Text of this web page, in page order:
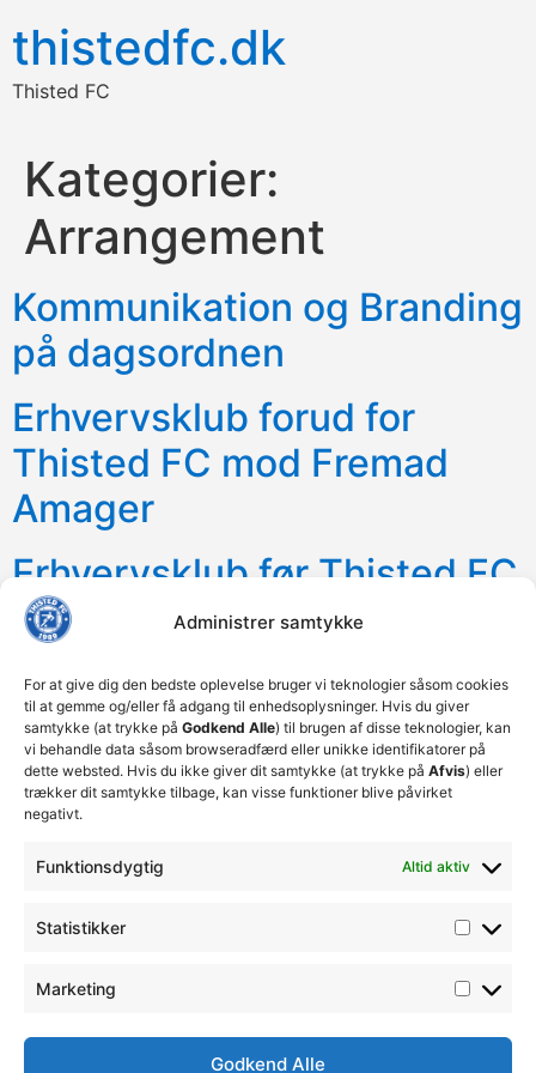
Administrer samtykke
For at give dig den bedste oplevelse bruger vi teknologier såsom cookies
til at gemme og/eller få adgang til enhedsoplysninger. Hvis du giver
samtykke (at trykke på Godkend Alle) til brugen af disse teknologier, kan
vi behandle data såsom browseradfærd eller unikke identifikatorer på
dette websted. Hvis du ikke giver dit samtykke (at trykke på Afvis) eller
trækker dit samtykke tilbage, kan visse funktioner blive påvirket
negativt.
Funktionsdygtig Altid aktiv
Statistikker
Marketing
Godkend Alle
thistedfc.dk
Thisted FC
Kategorier:
Arrangement
Kommunikation og Branding
på dagsordnen
Erhvervsklub forud for
Thisted FC mod Fremad
Amager
Erhvervsklub før Thisted FC
og Brabrand IF
TFC Erhverv: Pokalkamp
mod Silkeborg IF (VIGTIG
INFORMATION)
TFC Erhverv: Viborg FF –